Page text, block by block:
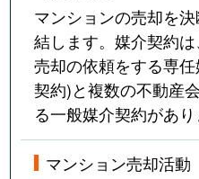
マンションの売却を
結します。媒介契約
売却の依頼をする専
契約)と複数の不動産
る一般媒介契約があり
マンション売却活動